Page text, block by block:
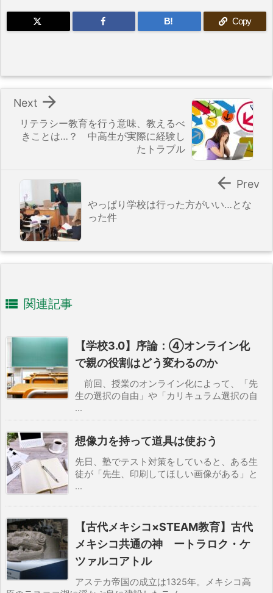
B! Copy
リテラシー教育を行う意味、教えるべ
きことは…？ 中高生が実際に経験し
たトラブル

Next
やっぱり学校は行った方がいい…とな
った件
 Prev
 関連記事
【学校3.0】序論：④オンライン化
で親の役割はどう変わるのか
前回、授業のオンライン化によって、「先
生の選択の自由」や「カリキュラム選択の自
...
想像力を持って道具は使おう
先日、塾でテスト対策をしていると、ある生
徒が「先生、印刷してほしい画像がある」と
...
【古代メキシコ×STEAM教育】古代
メキシコ共通の神 ートラロク・ケ
ツァルコアトル
アステカ帝国の成立は1325年。メキシコ高